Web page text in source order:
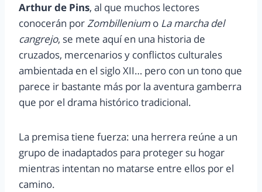
Arthur de Pins, al que muchos lectores
conocerán porZombillenium o La marcha del
cangrejo, se mete aquí en una historia de
cruzados, mercenarios y conflictos culturales
ambientada en el siglo XII… pero con un tono que
parece ir bastante más por la aventura gamberra
que por el drama histórico tradicional.
La premisa tiene fuerza: una herrera reúne a un
grupo de inadaptados para proteger su hogar
mientras intentan no matarse entre ellos por el
camino.